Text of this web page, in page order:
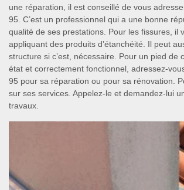
une réparation, il est conseillé de vous
95. C’est un professionnel qui a une bonne
qualité de ses prestations. Pour les fissures, il
appliquant des produits d’étanchéité. Il peut
structure si c’est, nécessaire. Pour un pied de
état et correctement fonctionnel, adressez-
95 pour sa réparation ou pour sa rénovation.
sur ses services. Appelez-le et demandez-lui
travaux.